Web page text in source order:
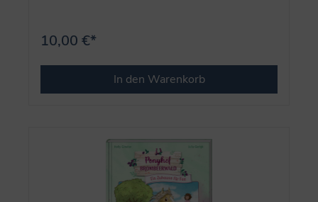
10,00 €*
In den Warenkorb